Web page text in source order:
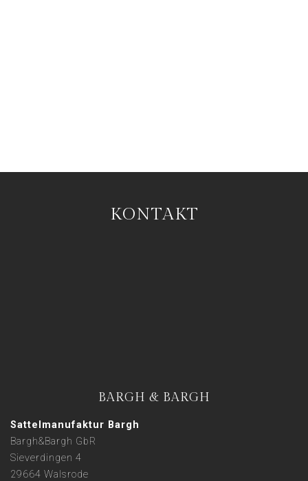
KONTAKT
BARGH & BARGH
Sattelmanufaktur Bargh
Bargh&Bargh GbR
Sieverdingen 4
29664 Walsrode